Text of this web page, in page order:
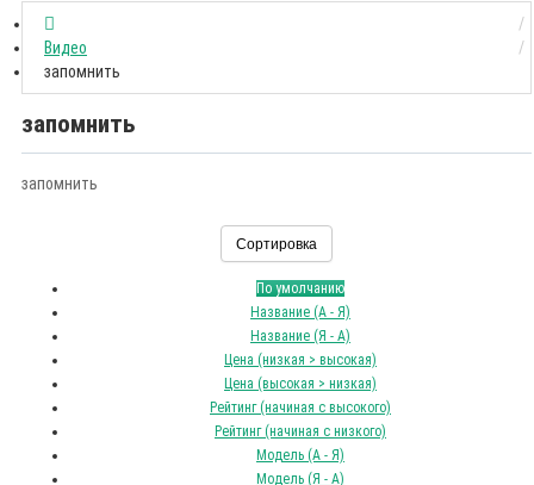
Видео
запомнить
запомнить
запомнить
Сортировка
По умолчанию
Название (А - Я)
Название (Я - А)
Цена (низкая > высокая)
Цена (высокая > низкая)
Рейтинг (начиная с высокого)
Рейтинг (начиная с низкого)
Модель (А - Я)
Модель (Я - А)